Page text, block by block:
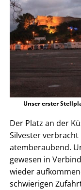
Unser erster
Der Platz an der
Silvester
atemberaubend.
gewesen in
wieder
schwierigen